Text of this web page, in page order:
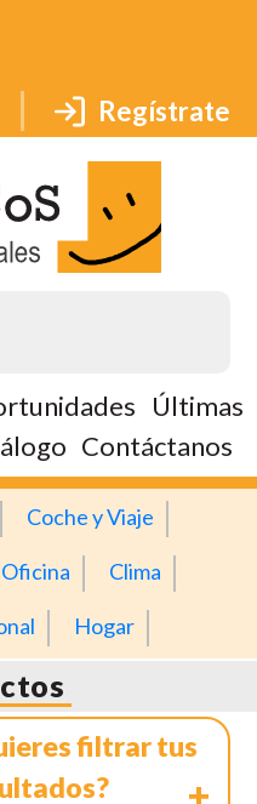
Regístrate
Últimas
Contáctanos
Coche y Viaje
Oficina Clima
Hogar
filtrar tus